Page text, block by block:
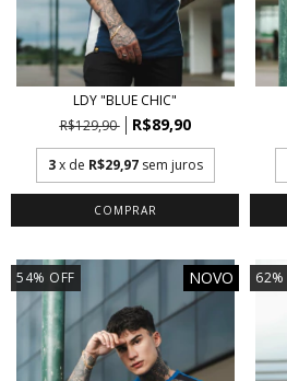
LDY "BLUE CHIC"
R$129,90
R$89,90
3 x de R$29,97 sem juros
COMPRAR
54% OFF NOVO 62%